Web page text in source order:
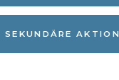
SEKUNDÄRE AKTION